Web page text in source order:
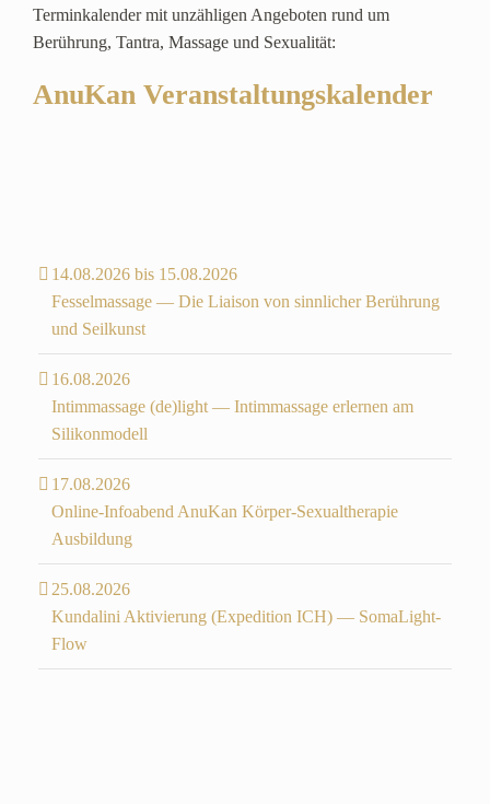
Terminkalender mit unzähligen Angeboten rund um
Berührung, Tantra, Massage und Sexualität:
AnuKan Veranstaltungskalender
14.08.2026 bis 15.08.2026
Fesselmassage — Die Liaison von sinnlicher Berührung
und Seilkunst
16.08.2026
Intimmassage (de)light — Intimmassage erlernen am
Silikonmodell
17.08.2026
Online-Infoabend AnuKan Körper-Sexualtherapie
Ausbildung
25.08.2026
Kundalini Aktivierung (Expedition ICH) — SomaLight-
Flow